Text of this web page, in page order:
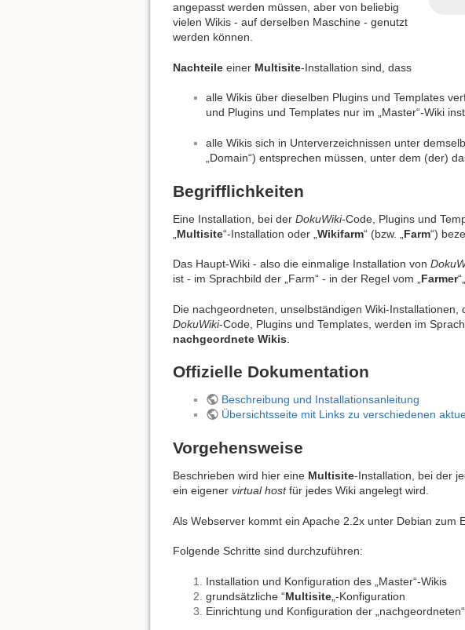
angepasst werden müssen, aber von beliebig
vielen Wikis - auf derselben Maschine - genutzt
werden können.
Nachteile einer Multisite-Installation sind, dass
alle Wikis über dieselben Plugins und Templates
und Plugins und Templates nur im „Master“-Wiki
alle Wikis sich in Unterverzeichnissen unter
„Domain“) entsprechen müssen, unter dem (der)
Begrifflichkeiten
Eine Installation, bei der DokuWiki-Code, Plugins und
Multisite“-Installation oder „ Wikifarm“ (bzw. „ Farm“)
Das Haupt-Wiki - also die einmalige Installation von
ist - im Sprachbild der „Farm“ - in der Regel vom „ Farmer
Die nachgeordneten, unselbständigen Wiki-
DokuWiki-Code, Plugins und Templates, werden im
nachgeordnete Wikis
Offizielle Dokumentation
Beschreibung und Installationsanleitung
Übersichtsseite mit Links zu verschiedenen
Vorgehensweise
Beschrieben wird hier eine Multisite-Installation, bei der
ein eigener virtual hostfür jedes Wiki angelegt wird.
Als Webserver kommt ein Apache 2.2x unter Debian zum
Folgende Schritte sind durchzuführen:
Installation und Konfiguration des „Master“-Wikis
grundsätzliche “Multisite „-Konfiguration
Einrichtung und Konfiguration der